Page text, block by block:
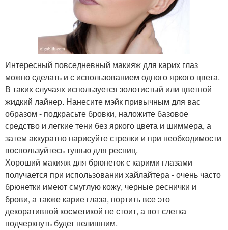
Интересный повседневный макияж для карих глаз
можно сделать и с использованием одного яркого цвета.
В таких случаях используется золотистый или цветной
жидкий лайнер. Нанесите мэйк привычным для вас
образом - подкрасьте бровки, наложите базовое
средство и легкие тени без яркого цвета и шиммера, а
затем аккуратно нарисуйте стрелки и при необходимости
воспользуйтесь тушью для ресниц.
Хороший макияж для брюнеток с карими глазами
получается при использовании хайлайтера - очень часто
брюнетки имеют смуглую кожу, черные реснички и
брови, а также карие глаза, портить все это
декоративной косметикой не стоит, а вот слегка
подчеркнуть будет нелишним.